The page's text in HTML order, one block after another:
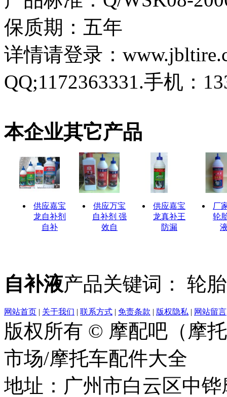
保质期：五年
详情请登录：
QQ;1172363331.手机：
本企业其它产品
供应嘉宝
龙自补剂
自补
供应万宝
自补剂 强
效自
供应嘉宝
龙真补王
防漏
厂
轮
自补液产品关键词： 轮
网站首页 | 关于我们 | 联系方式 | 免责条款 | 版权隐私 | 网站留言
版权所有 © 摩配吧（摩
市场/摩托车配件大全
地址：广州市白云区中